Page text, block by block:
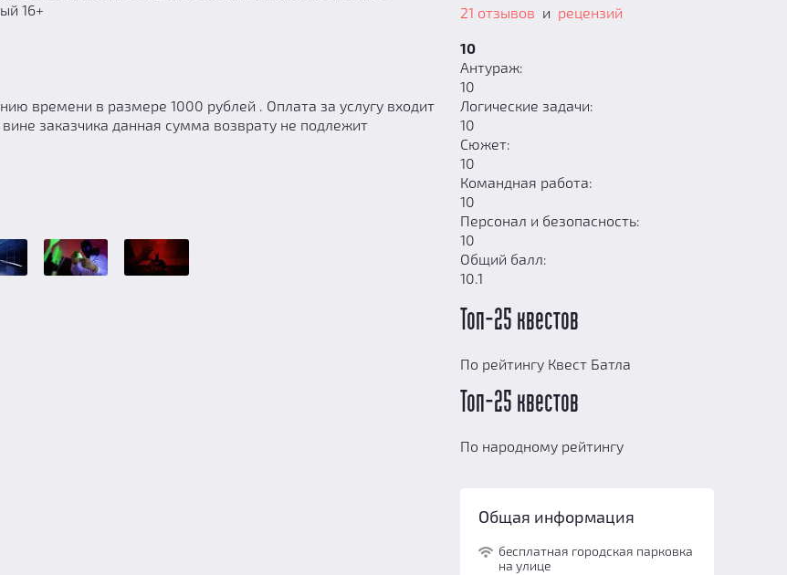
16+
времени в размере 1000 рублей . Оплата за услугу входит
заказчика данная сумма возврату не подлежит
21 отзывов и рецензий
10
Антураж:
10
Логические задачи:
10
Сюжет:
10
Командная работа:
10
Персонал и безопасность:
10
Общий балл:
10.1
Топ-25 квестов
По рейтингу Квест Батла
Топ-25 квестов
По народному рейтингу
Общая информация
бесплатная городская парковка
на улице